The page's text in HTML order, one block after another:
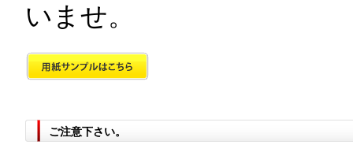
いませ。
ご注意下さい。